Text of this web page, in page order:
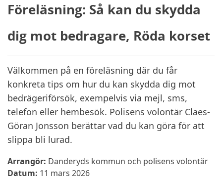
Föreläsning: Så kan du skydda
dig mot bedragare, Röda korset
Välkommen på en föreläsning där du får
konkreta tips om hur du kan skydda dig mot
bedrägeriförsök, exempelvis via mejl, sms,
telefon eller hembesök. Polisens volontär Claes-
Göran Jonsson berättar vad du kan göra för att
slippa bli lurad.
Arrangör: Danderyds kommun och polisens volontär
Datum: 11 mars 2026